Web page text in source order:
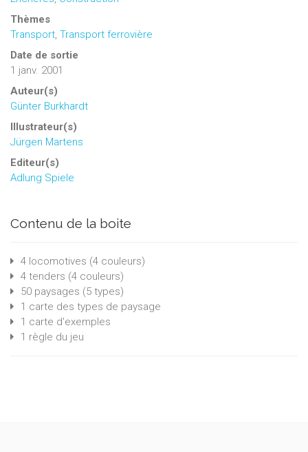
Thèmes
Transport, Transport ferrovière
Date de sortie
1 janv. 2001
Auteur(s)
Günter Burkhardt
Illustrateur(s)
Jürgen Martens
Editeur(s)
Adlung Spiele
Contenu de la boite
4 locomotives (4 couleurs)
4 tenders (4 couleurs)
50 paysages (5 types)
1 carte des types de paysage
1 carte d'exemples
1 règle du jeu